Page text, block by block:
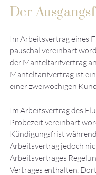
Der
Im Arbeitsvertrag eines
pauschal vereinbart
der Manteltarifvertrag
Manteltarifvertrag ist
einer zweiwöchigen
Im Arbeitsvertrag des
Probezeit vereinbart
Kündigungsfrist
Arbeitsvertrag jedoch
Arbeitsvertrages
Vertrages enthalten.